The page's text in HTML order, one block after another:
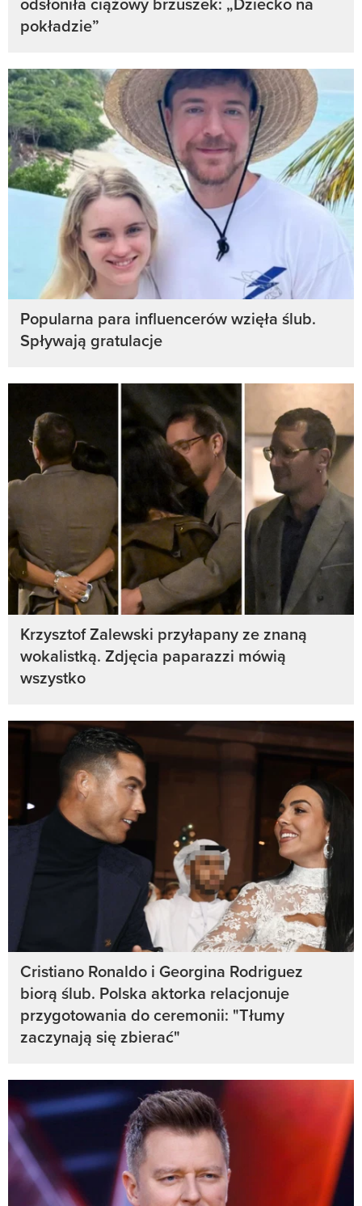
pokładzie”
Popularna para influencerów wzięła ślub.
Spływają gratulacje
Krzysztof Zalewski przyłapany ze znaną
wokalistką. Zdjęcia paparazzi mówią
wszystko
Cristiano Ronaldo i Georgina Rodriguez
biorą ślub. Polska aktorka relacjonuje
przygotowania do ceremonii: "Tłumy
zaczynają się zbierać"